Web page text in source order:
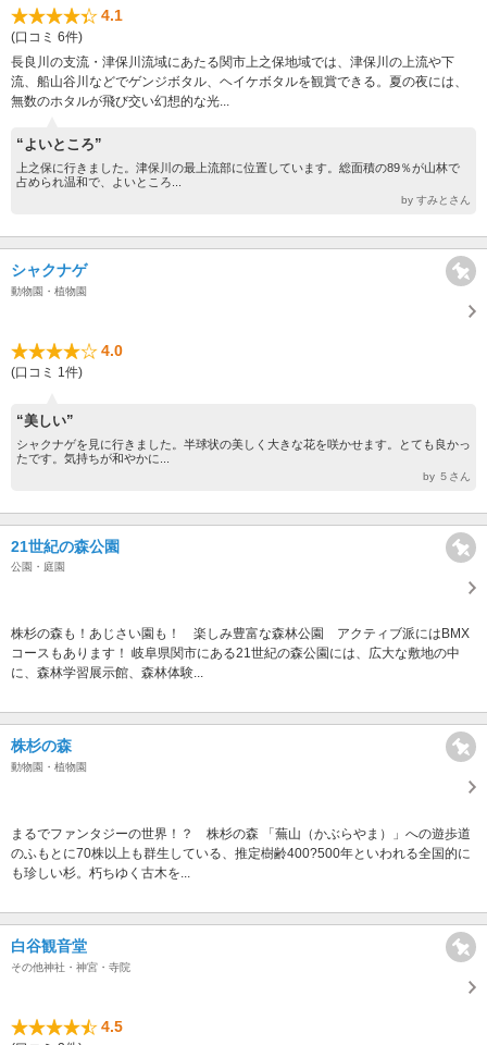
4.1
(口コミ 6件)
長良川の支流・津保川流域にあたる関市上之保地域では、津保川の上流や下
流、船山谷川などでゲンジボタル、ヘイケボタルを観賞できる。夏の夜には、
無数のホタルが飛び交い幻想的な光...
“よいところ”
上之保に行きました。津保川の最上流部に位置しています。総面積の89％が山林で
占められ温和で、よいところ...
by すみとさん
シャクナゲ
動物園・植物園
4.0
(口コミ 1件)
“美しい”
シャクナゲを見に行きました。半球状の美しく大きな花を咲かせます。とても良かっ
たです。気持ちが和やかに...
by ５さん
21世紀の森公園
公園・庭園
株杉の森も！あじさい園も！ 楽しみ豊富な森林公園 アクティブ派にはBMX
コースもあります！ 岐阜県関市にある21世紀の森公園には、広大な敷地の中
に、森林学習展示館、森林体験...
株杉の森
動物園・植物園
まるでファンタジーの世界！？ 株杉の森 「蕪山（かぶらやま）」への遊歩道
のふもとに70株以上も群生している、推定樹齢400?500年といわれる全国的に
も珍しい杉。朽ちゆく古木を...
白谷観音堂
その他神社・神宮・寺院
4.5